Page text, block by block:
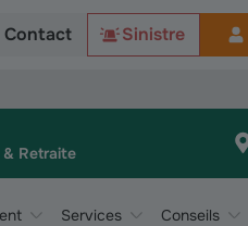
Contact Sinistre
& Retraite
Services Conseils